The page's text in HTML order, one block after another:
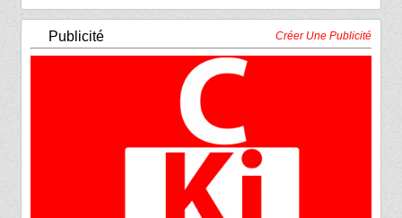
Publicité Créer Une Publicité